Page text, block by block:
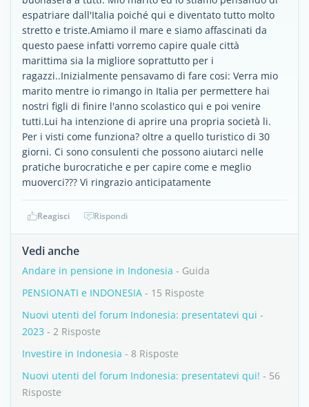
espatriare dall'Italia poiché qui e diventato tutto molto
stretto e triste.Amiamo il mare e siamo affascinati da
questo paese infatti vorremo capire quale città
marittima sia la migliore soprattutto per i
ragazzi..Inizialmente pensavamo di fare cosi: Verra mio
marito mentre io rimango in Italia per permettere hai
nostri figli di finire l'anno scolastico qui e poi venire
tutti.Lui ha intenzione di aprire una propria società li.
Per i visti come funziona? oltre a quello turistico di 30
giorni. Ci sono consulenti che possono aiutarci nelle
pratiche burocratiche e per capire come e meglio
muoverci??? Vi ringrazio anticipatamente
Reagisci Rispondi
Vedi anche
Andare in pensione in Indonesia - Guida
PENSIONATI e INDONESIA - 15 Risposte
Nuovi utenti del forum Indonesia: presentatevi qui -
2023 - 2 Risposte
Investire in Indonesia - 8 Risposte
Nuovi utenti del forum Indonesia: presentatevi qui! - 56
Risposte